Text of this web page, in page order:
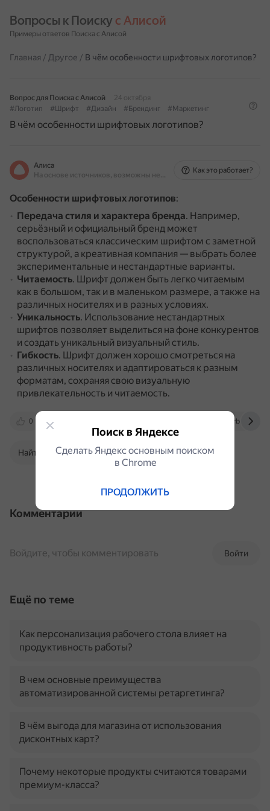
Вопросы к Поиску с Алисой
Примеры ответов Поиска с Алисой
Главная / Другое / В чём особенности шрифтовых логотипов?
Вопрос для Поиска с Алисой
24 октября
#Логотип
#Шрифт #Дизайн #Брендинг #Маркетинг
В чём особенности шрифтовых логотипов?
Алиса
На основе источников, возможны неточности
Как это работает?
Особенности шрифтовых логотипов:
Передача стиля и характера бренда. Например,
серьёзный и официальный бренд может
воспользоваться классическим шрифтом с заметной
структурой, а креативная компания — выбрать более
экспериментальные и нестандартные варианты.
Читаемость. Шрифт должен быть легко читаемым
как в большом, так и в маленьком размере, а также на
различных носителях и в разных условиях.
Уникальность. Использование нестандартных
шрифтов позволяет выделиться на фоне конкурентов
и создать уникальный визуальный стиль.
Гибкость. Шрифт должен хорошо смотреться на
различных носителях и адаптироваться к разным
форматам, сохраняя свою визуальную
привлекательность и читаемость.
0 turbologo.ru
Найти в Поиске
Комментарии
Войти
Войдите, чтобы комментировать
Ещё по теме
Как персонализация рабочего стола влияет на
продуктивность работы?
В чем основные преимущества
автоматизированной системы ретаргетинга?
В чём выгода для магазина от использования
дисконтных карт?
Почему некоторые продукты считаются товарами
премиум-класса?
Поиск в Яндексе
Сделать Яндекс основным поиском
в Сhrome
ПРОДОЛЖИТЬ